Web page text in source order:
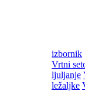
izbornik
Vrtni
ljuljanje
ležaljke